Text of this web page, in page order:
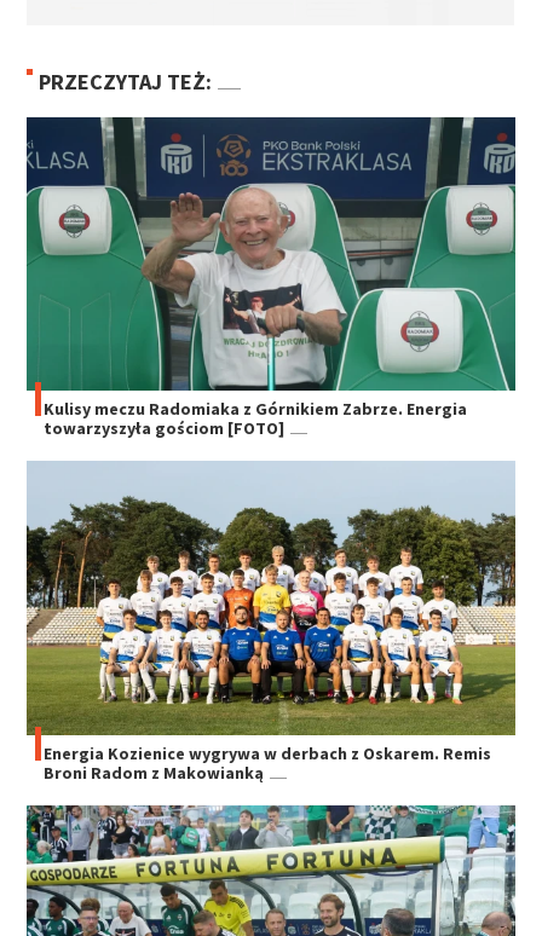
PRZECZYTAJ TEŻ:
Kulisy meczu Radomiaka z Górnikiem Zabrze. Energia
towarzyszyła gościom [FOTO]
Energia Kozienice wygrywa w derbach z Oskarem. Remis
Broni Radom z Makowianką